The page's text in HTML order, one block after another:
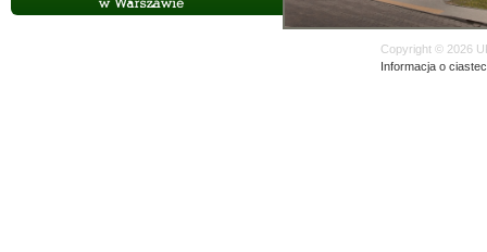
Copyright © 2026
Informacja o